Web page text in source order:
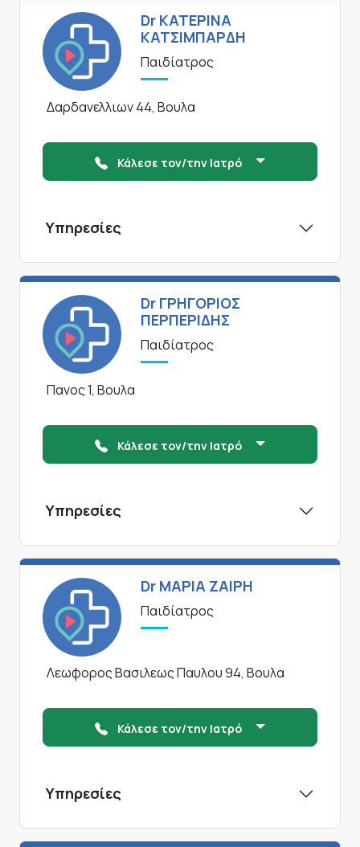
Dr ΚΑΤΕΡΙΝΑ
ΚΑΤΣΙΜΠΑΡΔΗ
Παιδίατρος
Δαρδανελλιων 44, Βουλα
Κάλεσε τον/την Ιατρό
Υπηρεσίες
Dr ΓΡΗΓΟΡΙΟΣ
ΠΕΡΠΕΡΙΔΗΣ
Παιδίατρος
Πανος 1, Βουλα
Κάλεσε τον/την Ιατρό
Υπηρεσίες
Dr ΜΑΡΙΑ ΖΑΙΡΗ
Παιδίατρος
Λεωφορος Βασιλεως Παυλου 94, Βουλα
Κάλεσε τον/την Ιατρό
Υπηρεσίες